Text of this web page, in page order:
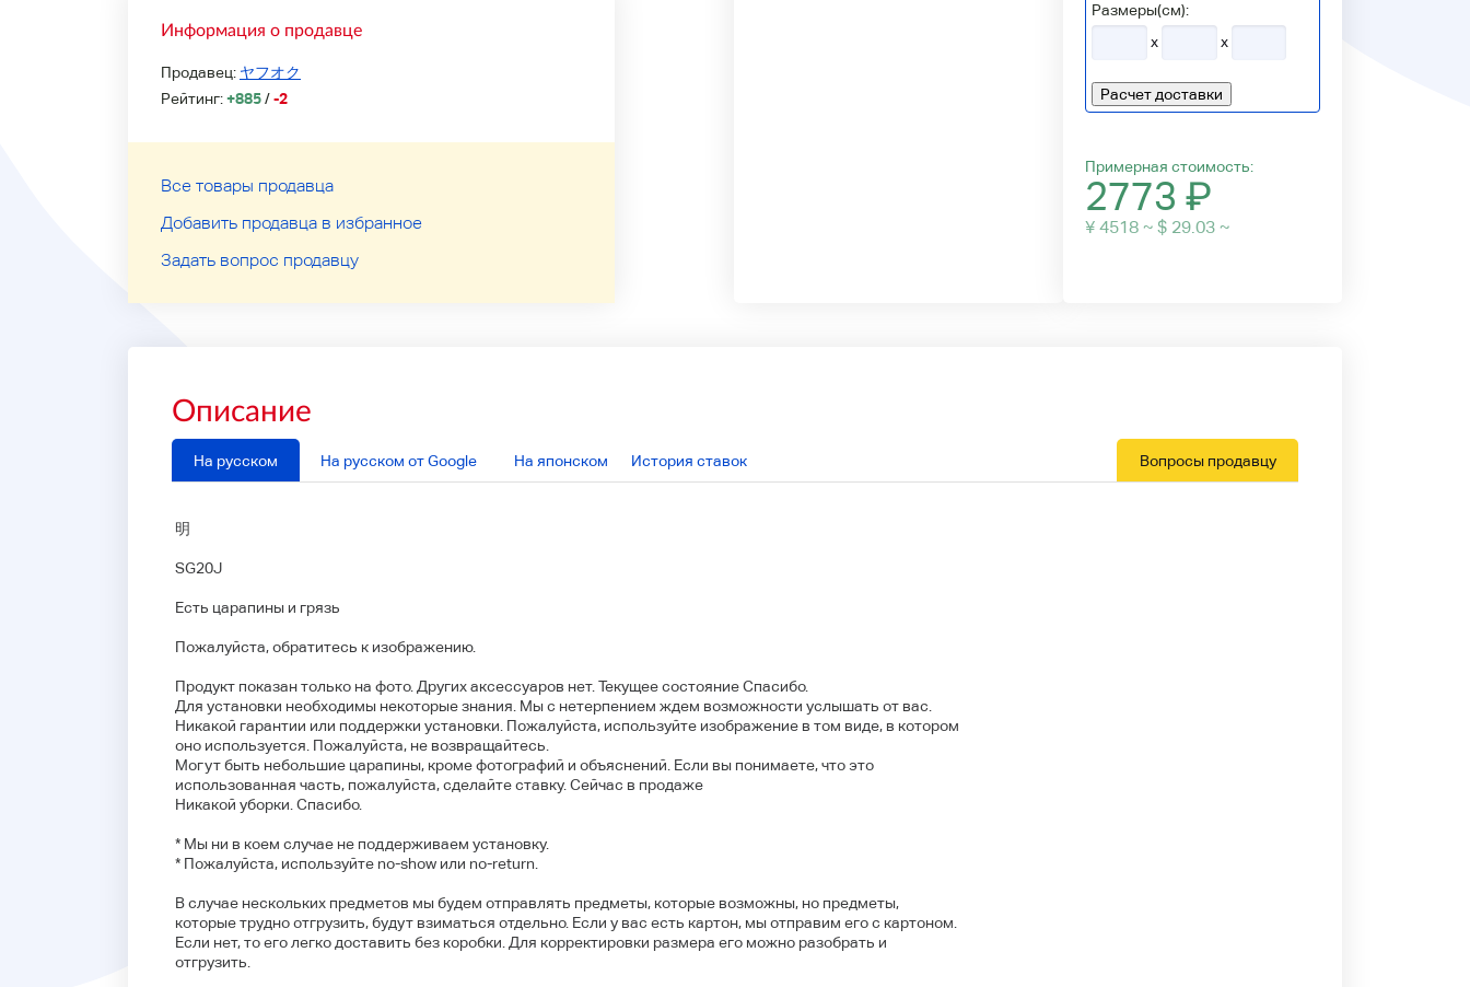
Информация о продавце
Продавец: ヤフオク
Рейтинг:+885/-2
Все товары продавца
Добавить продавца в избранное
Задать вопрос продавцу
Размеры(см):
x
x
Расчет доставки
Примерная стоимость:
2773 ₽
¥ 4518 ~ $ 29.03 ~
Описание
На русском На русском от Google На японском История ставок Вопросы продавцу
明
SG20J
Есть царапины и грязь
Пожалуйста, обратитесь к изображению.
Продукт показан только на фото. Других аксессуаров нет. Текущее состояние Спасибо.
Для установки необходимы некоторые знания. Мы с нетерпением ждем возможности услышать от вас.
Никакой гарантии или поддержки установки. Пожалуйста, используйте изображение в том виде, в котором
оно используется. Пожалуйста, не возвращайтесь.
Могут быть небольшие царапины, кроме фотографий и объяснений. Если вы понимаете, что это
использованная часть, пожалуйста, сделайте ставку. Сейчас в продаже
Никакой уборки. Спасибо.
* Мы ни в коем случае не поддерживаем установку.
* Пожалуйста, используйте no-show или no-return.
В случае нескольких предметов мы будем отправлять предметы, которые возможны, но предметы,
которые трудно отгрузить, будут взиматься отдельно. Если у вас есть картон, мы отправим его с картоном.
Если нет, то его легко доставить без коробки. Для корректировки размера его можно разобрать и
отгрузить.